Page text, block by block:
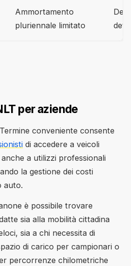
Ammortamento
pluriennale limitato
per aziende
conveniente consente
di accedere a veicoli
a utilizzi professionali
la gestione dei costi
auto.
è possibile trovare
sia alla mobilità cittadina
sia a chi necessita di
di carico per campionari o
percorrenze chilometriche